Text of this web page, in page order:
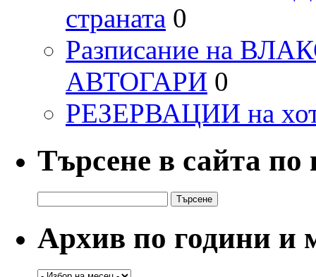
страната 0
Разписание на
АВТОГАРИ 0
РЕЗЕРВАЦИИ на
Търсене в сайта
за:
Архив по години и
Архив